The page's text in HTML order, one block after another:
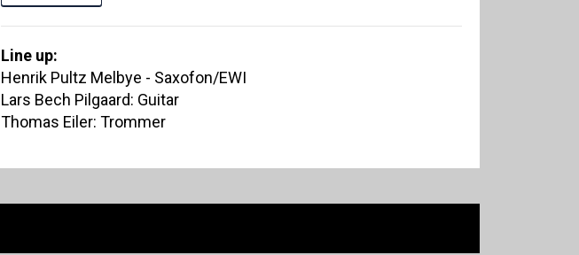
Line up:
Henrik Pultz Melbye - Saxofon/EWI
Lars Bech Pilgaard: Guitar
Thomas Eiler: Trommer